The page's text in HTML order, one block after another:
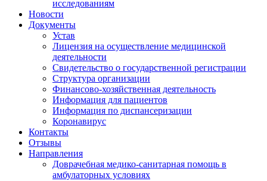
исследованиям
Новости
Документы
Устав
Лицензия на осуществление медицинской
деятельности
Свидетельство о государственной регистрации
Структура организации
Финансово-хозяйственная деятельность
Информация для пациентов
Информация по диспансеризации
Коронавирус
Контакты
Отзывы
Направления
Доврачебная медико-санитарная помощь в
амбулаторных условиях